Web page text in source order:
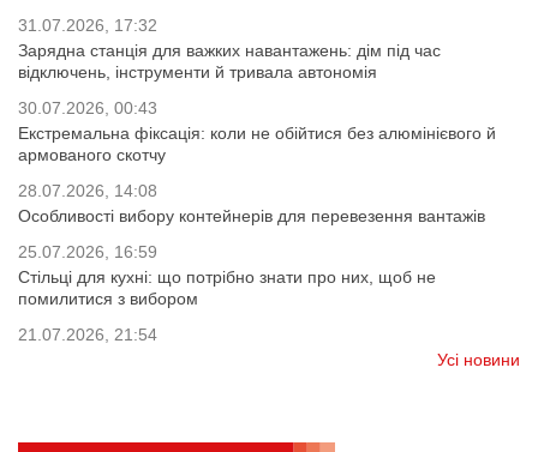
31.07.2026, 17:32
Зарядна станція для важких навантажень: дім під час
відключень, інструменти й тривала автономія
30.07.2026, 00:43
Екстремальна фіксація: коли не обійтися без алюмінієвого й
армованого скотчу
28.07.2026, 14:08
Особливості вибору контейнерів для перевезення вантажів
25.07.2026, 16:59
Стільці для кухні: що потрібно знати про них, щоб не
помилитися з вибором
21.07.2026, 21:54
Усі новини